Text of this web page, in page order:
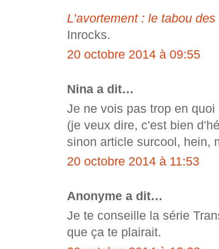
L’avortement : le tabou
Inrocks.
20 octobre 2014 à 09:55
Nina a dit…
Je ne vois pas trop en
(je veux dire, c'est bien
sinon article surcool, hein,
20 octobre 2014 à 11:53
Anonyme a dit…
Je te conseille la série
que ça te plairait.